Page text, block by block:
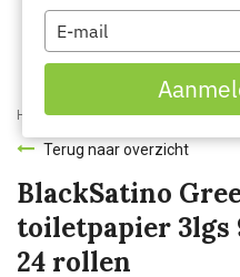
Home Webshop Hygienepapier
Terug naar overzicht
BlackSatino
toiletpapier 3lgs
24 rollen
name
Type
your
email